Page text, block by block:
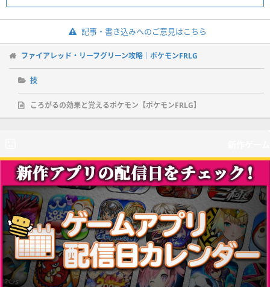
記事・書き込みへのご意見はこちら
ファイアレッド・リーフグリーン攻略｜ポケモンFRLG
技
ころがるの効果と覚えるポケモン【ポケモンFRLG】